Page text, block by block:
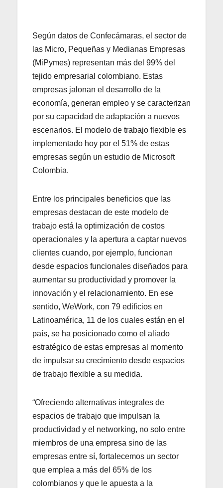
Según datos de Confecámaras, el sector de
las Micro, Pequeñas y Medianas Empresas
(MiPymes) representan más del 99% del
tejido empresarial colombiano. Estas
empresas jalonan el desarrollo de la
economía, generan empleo y se caracterizan
por su capacidad de adaptación a nuevos
escenarios. El modelo de trabajo flexible es
implementado hoy por el 51% de estas
empresas según un estudio de Microsoft
Colombia.
Entre los principales beneficios que las
empresas destacan de este modelo de
trabajo está la optimización de costos
operacionales y la apertura a captar nuevos
clientes cuando, por ejemplo, funcionan
desde espacios funcionales diseñados para
aumentar su productividad y promover la
innovación y el relacionamiento. En ese
sentido, WeWork, con 79 edificios en
Latinoamérica, 11 de los cuales están en el
país, se ha posicionado como el aliado
estratégico de estas empresas al momento
de impulsar su crecimiento desde espacios
de trabajo flexible a su medida.
“Ofreciendo alternativas integrales de
espacios de trabajo que impulsan la
productividad y el networking, no solo entre
miembros de una empresa sino de las
empresas entre sí, fortalecemos un sector
que emplea a más del 65% de los
colombianos y que le apuesta a la